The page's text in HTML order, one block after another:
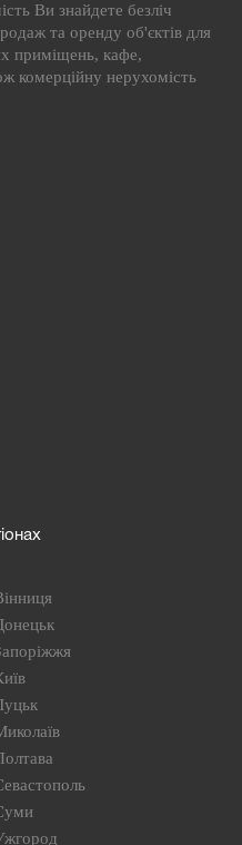
Ви знайдете безліч
та оренду об'єктів для
приміщень, кафе,
комерційну нерухомість